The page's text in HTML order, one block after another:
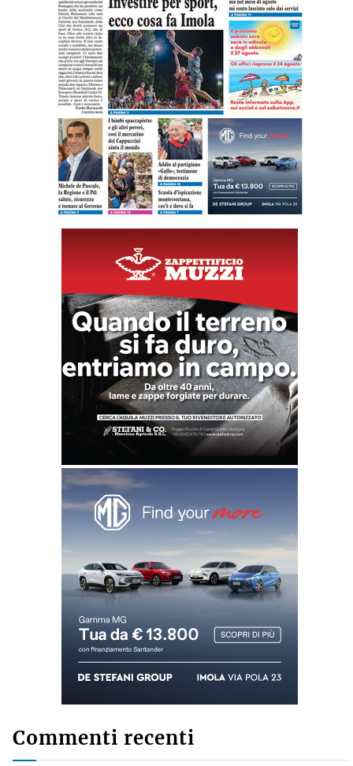
Commenti recenti